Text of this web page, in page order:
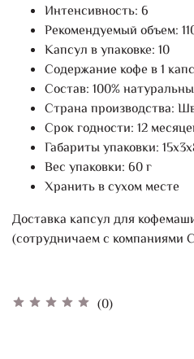
(0)
Интенсивность: 6
Рекомендуемый объем:
Капсул в упаковке: 10
Содержание кофе в 1
Состав: 100%
Страна производства:
Срок годности: 12
Габариты упаковки:
Вес упаковки: 60 г
Хранить в сухом месте
Доставка капсул для
(сотрудничаем с